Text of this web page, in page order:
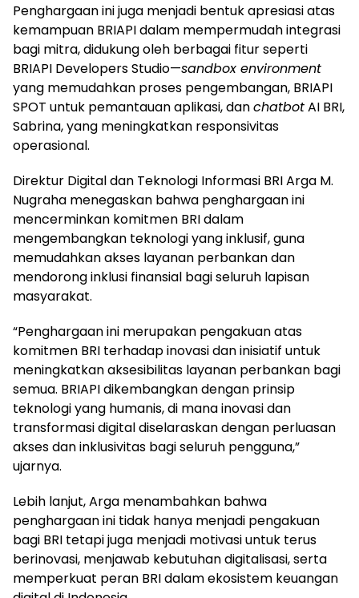
Penghargaan ini juga menjadi bentuk apresiasi atas
kemampuan BRIAPI dalam mempermudah integrasi
bagi mitra, didukung oleh berbagai fitur seperti
BRIAPI Developers Studio—sandbox environment
yang memudahkan proses pengembangan, BRIAPI
SPOT untuk pemantauan aplikasi, danchatbotAI BRI,
Sabrina, yang meningkatkan responsivitas
operasional.
Direktur Digital dan Teknologi Informasi BRI Arga M.
Nugraha menegaskan bahwa penghargaan ini
mencerminkan komitmen BRI dalam
mengembangkan teknologi yang inklusif, guna
memudahkan akses layanan perbankan dan
mendorong inklusi finansial bagi seluruh lapisan
masyarakat.
“Penghargaan ini merupakan pengakuan atas
komitmen BRI terhadap inovasi dan inisiatif untuk
meningkatkan aksesibilitas layanan perbankan bagi
semua. BRIAPI dikembangkan dengan prinsip
teknologi yang humanis, di mana inovasi dan
transformasi digital diselaraskan dengan perluasan
akses dan inklusivitas bagi seluruh pengguna,”
ujarnya.
Lebih lanjut, Arga menambahkan bahwa
penghargaan ini tidak hanya menjadi pengakuan
bagi BRI tetapi juga menjadi motivasi untuk terus
berinovasi, menjawab kebutuhan digitalisasi, serta
memperkuat peran BRI dalam ekosistem keuangan